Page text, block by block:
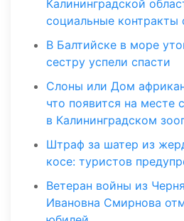
Калининградской
социальные контракты
В Балтийске в море
сестру успели спасти
Слоны или Дом
что появится на месте
в Калининградском
Штраф за шатер из
косе: туристов
Ветеран войны из
Ивановна Смирнова